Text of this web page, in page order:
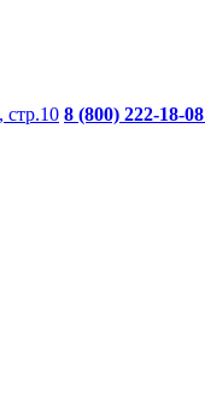
8 (800) 222-18-08